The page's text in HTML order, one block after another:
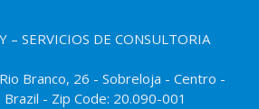
– SERVICIOS DE CONSULTORIA
Branco, 26 - Sobreloja - Centro -
Brazil - Zip Code: 20.090-001